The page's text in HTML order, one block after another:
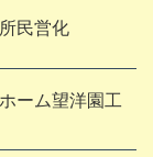
民営化
ーム望洋園工